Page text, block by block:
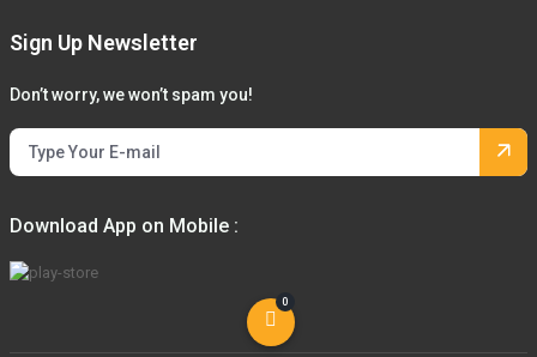
Sign Up Newsletter
Don’t worry, we won’t spam you!
Download App on Mobile :